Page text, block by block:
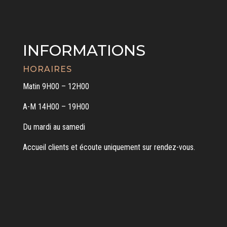
INFORMATIONS
HORAIRES
Matin 9H00 – 12H00
A-M 14H00 – 19H00
Du mardi au samedi
Accueil clients et écoute uniquement sur rendez-vous.